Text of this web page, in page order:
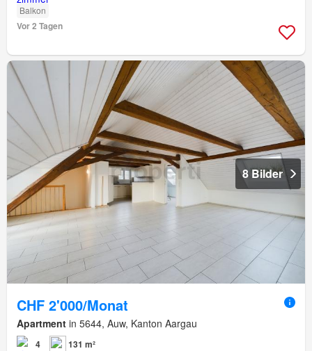
Balkon
Vor 2 Tagen
8 Bilder
CHF 2'000/Monat
Apartment in 5644, Auw, Kanton Aargau
4 131 m²